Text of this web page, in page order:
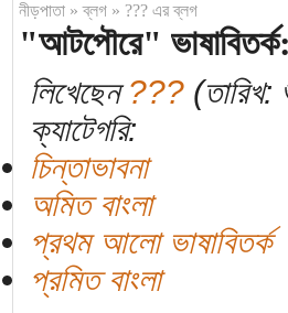
নীড়পাতা»ব্লগ» ??? এর ব্লগ
"আটপৌরে"
লিখেছেন???(তারিখ:
ক্যাটেগরি:
চিন্তাভাবনা
অমিত বাংলা
প্রথম আলো ভাষাবিতর্ক
প্রমিত বাংলা